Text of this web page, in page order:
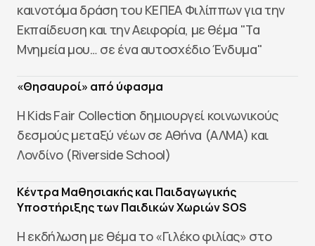
καινοτόμα δράση του ΚΕΠΕΑ Φιλίππων για την
Εκπαίδευση και την Αειφορία, με θέμα "Τα
Μνημεία μου… σε ένα αυτοσχέδιο Ένδυμα"
«Θησαυροί» από ύφασμα
Η Kids Fair Collection δημιουργεί κοινωνικούς
δεσμούς μεταξύ νέων σε Αθήνα (ΑΛΜΑ) και
Λονδίνο (Riverside School)
Κέντρα Μαθησιακής και Παιδαγωγικής
Υποστήριξης των Παιδικών Χωριών SOS
Η εκδήλωση με θέμα το «Γιλέκο φιλίας» στο